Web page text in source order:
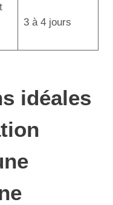
3 à 4 jours
idéales